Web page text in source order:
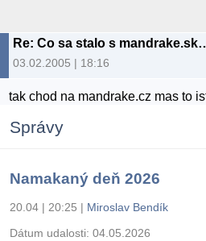
Re: Co sa stalo
03.02.2005 | 18:16
tak chod na mandrake.cz mas to
Správy
Namakaný deň 2026
20.04 | 20:25 | Miroslav Bendík
Dátum udalosti: 04.05.2026